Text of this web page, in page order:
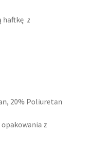
haftkę z
20% Poliuretan
z